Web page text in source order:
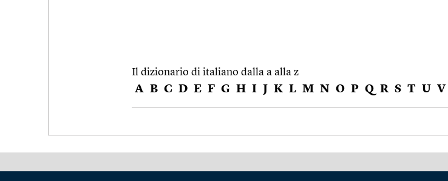
Il dizionario di italiano dalla a alla z
A B C D E F G H I J K L M N O P Q R S T U V